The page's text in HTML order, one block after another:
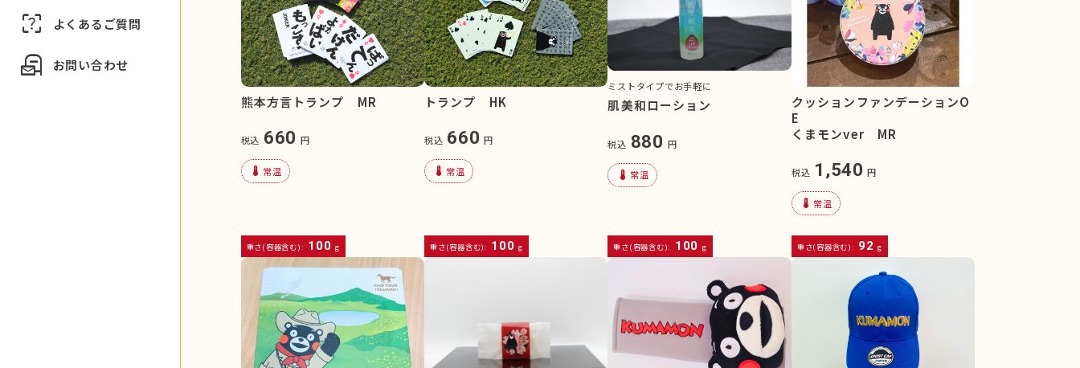
indeterminate_question_box よくあるご質問
local_post_office お問い合わせ
熊本方言トランプ MR
税込 660 円
device_thermostat 常温
重さ(容器含む): 100 g
トランプ HK
税込 660 円
device_thermostat 常温
重さ(容器含む): 100 g
ミストタイプでお手軽に
肌美和ローション
税込 880 円
device_thermostat 常温
重さ(容器含む): 100 g
クッションファンデーションO
E
くまモンver MR
税込 1,540 円
device_thermostat 常温
重さ(容器含む): 92 g